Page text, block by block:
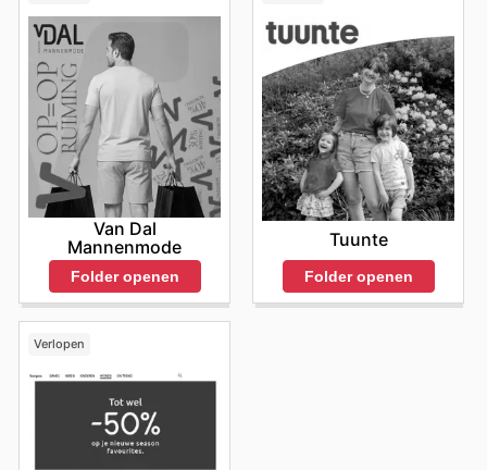
frequent te bezoeken, bent u altijd als eerste op de
hoogte van nieuwe promoties en exclusieve
aanbiedingen, zodat u zeker weet dat u geen enkele
kans op besparing mist.
Van Dal
Mannenmode
Folder openen
Tuunte
Folder openen
Verlopen